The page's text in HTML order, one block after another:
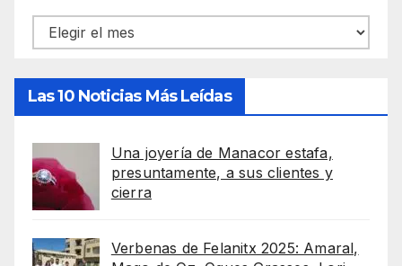
Archivos
Las 10 Noticias Más Leídas
Una joyería de Manacor estafa,
presuntamente, a sus clientes y
cierra
Verbenas de Felanitx 2025: Amaral,